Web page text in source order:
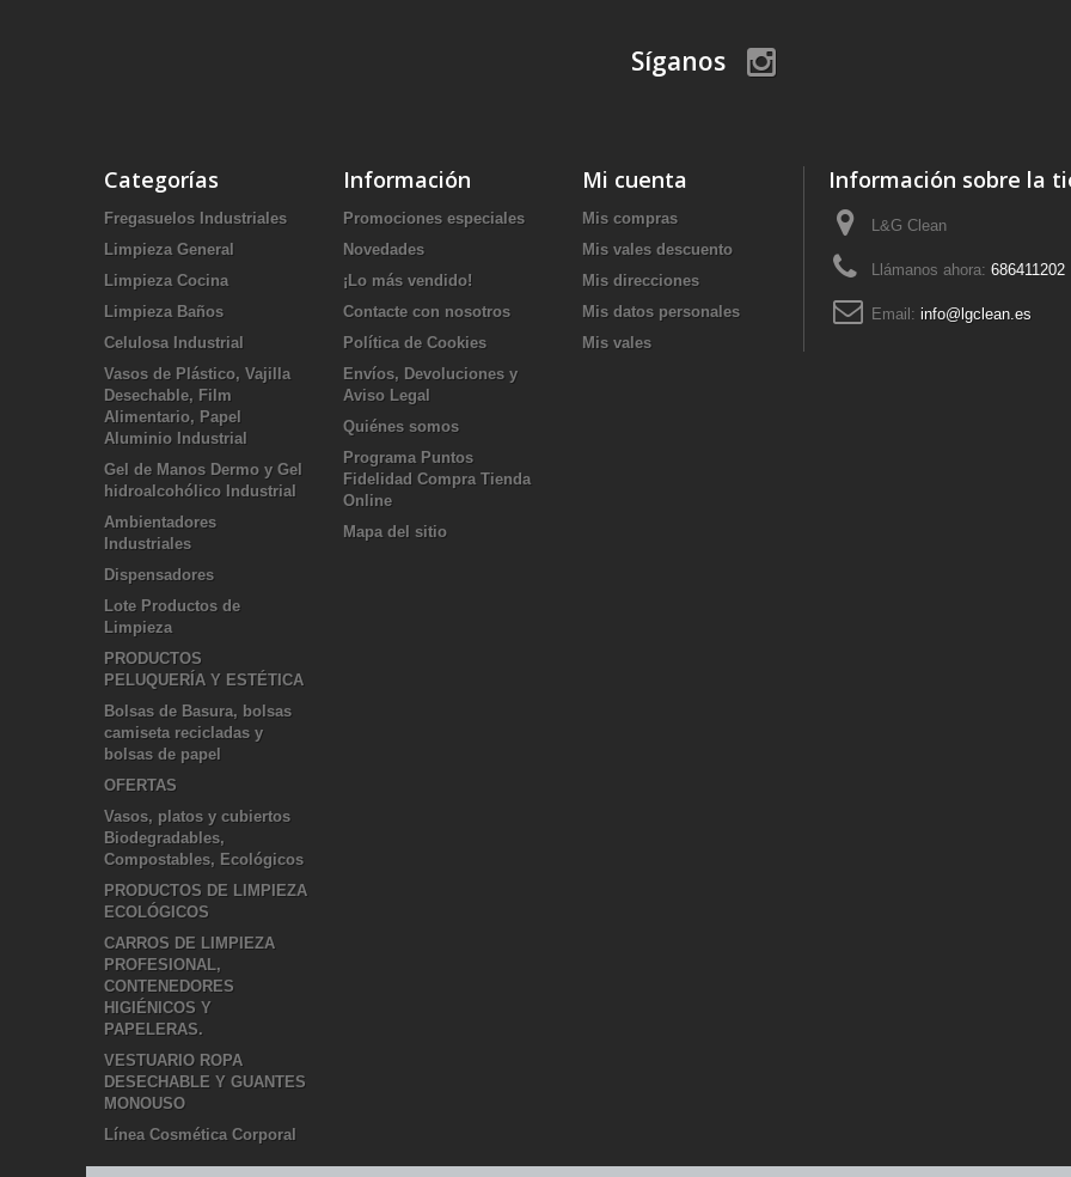
Síganos
Categorías
Fregasuelos Industriales
Limpieza General
Limpieza Cocina
Limpieza Baños
Celulosa Industrial
Vasos de Plástico, Vajilla
Desechable, Film
Alimentario, Papel
Aluminio Industrial
Gel de Manos Dermo y Gel
hidroalcohólico Industrial
Ambientadores
Industriales
Dispensadores
Lote Productos de
Limpieza
PRODUCTOS
PELUQUERÍA Y ESTÉTICA
Bolsas de Basura, bolsas
camiseta recicladas y
bolsas de papel
OFERTAS
Vasos, platos y cubiertos
Biodegradables,
Compostables, Ecológicos
PRODUCTOS DE LIMPIEZA
ECOLÓGICOS
CARROS DE LIMPIEZA
PROFESIONAL,
CONTENEDORES
HIGIÉNICOS Y
PAPELERAS.
VESTUARIO ROPA
DESECHABLE Y GUANTES
MONOUSO
Línea Cosmética Corporal
Información
Promociones especiales
Novedades
¡Lo más vendido!
Contacte con nosotros
Política de Cookies
Envíos, Devoluciones y
Aviso Legal
Quiénes somos
Programa Puntos
Fidelidad Compra Tienda
Online
Mapa del sitio
Mi cuenta
Mis compras
Mis vales descuento
Mis direcciones
Mis datos personales
Mis vales
Información sobre la
L&G Clean
Llámanos ahora: 686411202
Email: info@lgclean.es